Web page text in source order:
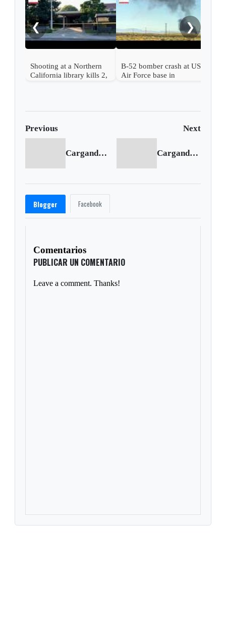
❮
Shooting at a Northern
California library kills 2,
B-52 bomber crash at US
Air Force base in
❯
Previous Next
Cargando anterior... Cargando siguiente...
Blogger Facebook
Comentarios
PUBLICAR UN COMENTARIO
Leave a comment. Thanks!